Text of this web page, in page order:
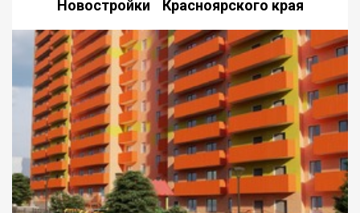
Новостройки Красноярского края